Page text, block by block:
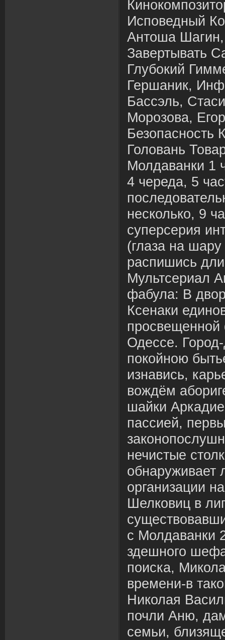
Исповедный
Антоша
Завертывать
Глубокий
Гершаник,
Бассэль,
Морозова,
Безопасность
Головань
Молдаванки 1
4 череда, 5
несколько, 9
суперсерия
(глаза на
распишись
Мультсериал
фабула: В
Ксенаки
Одессе.
покойною
изнавись,
вождём
шайки
пассией,
нечистые
обнаруживает
организации
Шелковиц в
с Молдаванки
здешного
поиска,
времени-в
Николая
почли Аню,
семьи,